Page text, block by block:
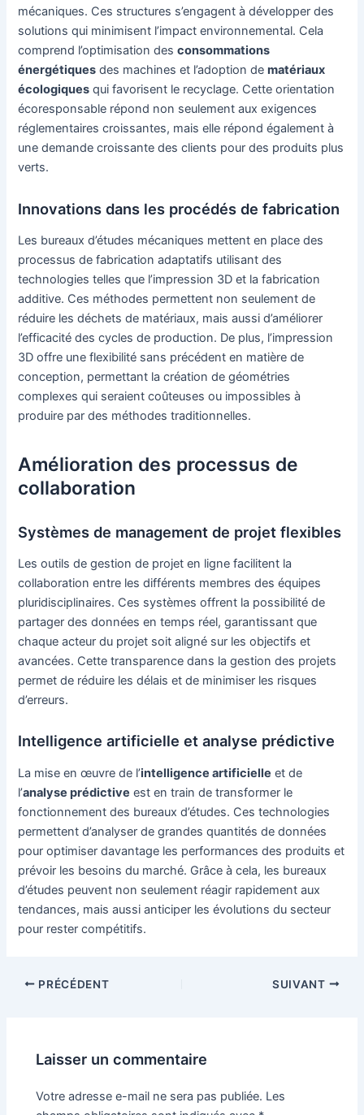
mécaniques. Ces structures s’engagent à développer des
solutions qui minimisent l’impact environnemental. Cela
comprend l’optimisation desconsommations
énergétiques des machines et l’adoption dematériaux
écologiques qui favorisent le recyclage. Cette orientation
écoresponsable répond non seulement aux exigences
réglementaires croissantes, mais elle répond également à
une demande croissante des clients pour des produits plus
verts.
Innovations dans les procédés de fabrication
Les bureaux d’études mécaniques mettent en place des
processus de fabrication adaptatifs utilisant des
technologies telles que l’impression 3D et la fabrication
additive. Ces méthodes permettent non seulement de
réduire les déchets de matériaux, mais aussi d’améliorer
l’efficacité des cycles de production. De plus, l’impression
3D offre une flexibilité sans précédent en matière de
conception, permettant la création de géométries
complexes qui seraient coûteuses ou impossibles à
produire par des méthodes traditionnelles.
Amélioration des processus de
collaboration
Systèmes de management de projet flexibles
Les outils de gestion de projet en ligne facilitent la
collaboration entre les différents membres des équipes
pluridisciplinaires. Ces systèmes offrent la possibilité de
partager des données en temps réel, garantissant que
chaque acteur du projet soit aligné sur les objectifs et
avancées. Cette transparence dans la gestion des projets
permet de réduire les délais et de minimiser les risques
d’erreurs.
Intelligence artificielle et analyse prédictive
La mise en œuvre de l’intelligence artificielle et de
l’analyse prédictive est en train de transformer le
fonctionnement des bureaux d’études. Ces technologies
permettent d’analyser de grandes quantités de données
pour optimiser davantage les performances des produits et
prévoir les besoins du marché. Grâce à cela, les bureaux
d’études peuvent non seulement réagir rapidement aux
tendances, mais aussi anticiper les évolutions du secteur
pour rester compétitifs.
NavigationPRÉCÉDENT SUIVANT
Laisser un commentaire
Votre adresse e-mail ne sera pas publiée. Les